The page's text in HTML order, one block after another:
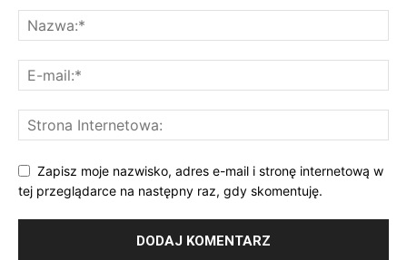
Zapisz moje nazwisko, adres e-mail i stronę internetową w
tej przeglądarce na następny raz, gdy skomentuję.